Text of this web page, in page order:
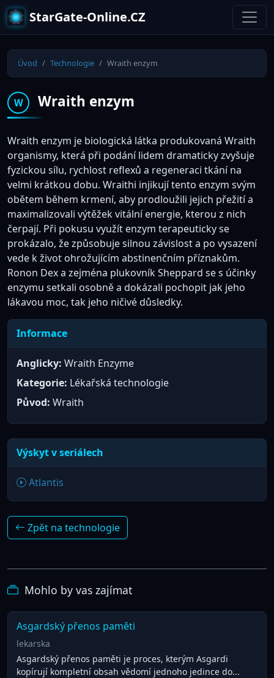
StarGate-Online.CZ
Úvod Technologie Wraith enzym
W Wraith enzym
Wraith enzym je biologická látka produkovaná Wraith
organismy, která při podání lidem dramaticky zvyšuje
fyzickou sílu, rychlost reflexů a regeneraci tkání na
velmi krátkou dobu. Wraithi injikují tento enzym svým
obětem během krmení, aby prodloužili jejich přežití a
maximalizovali výtěžek vitální energie, kterou z nich
čerpají. Při pokusu využít enzym terapeuticky se
prokázalo, že způsobuje silnou závislost a po vysazení
vede k život ohrožujícím abstinenčním příznakům.
Ronon Dex a zejména plukovník Sheppard se s účinky
enzymu setkali osobně a dokázali pochopit jak jeho
lákavou moc, tak jeho ničivé důsledky.
Informace
Anglicky: Wraith Enzyme
Kategorie: Lékařská technologie
Původ: Wraith
Výskyt v seriálech
Atlantis
Zpět na technologie
Mohlo by vas zajímat
Asgardský přenos paměti
lekarska
Asgardský přenos paměti je proces, kterým Asgardi
kopírují kompletní obsah vědomí jednoho jedince do...